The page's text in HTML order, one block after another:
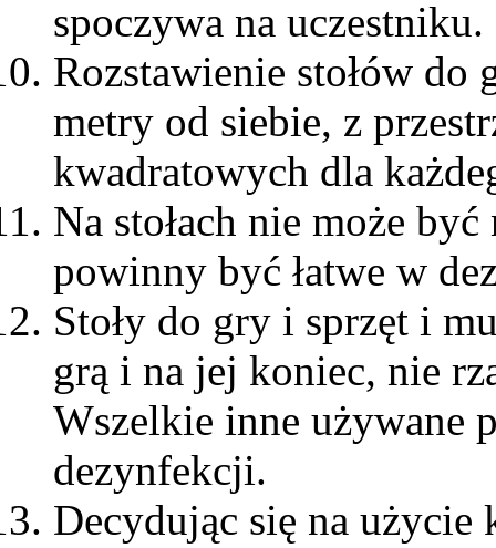
spoczywa na uczestniku.
Rozstawienie stołów do
metry od siebie, z
kwadratowych dla
Na stołach nie może
powinny być łatwe w
Stoły do gry i sprzęt i
grą i na jej koniec, nie
Wszelkie inne używane
dezynfekcji.
Decydując się na